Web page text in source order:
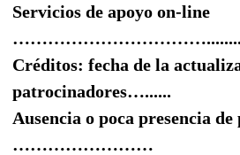
Servicios de apoyo on-line
Créditos: fecha de la
patrocinadores…......
Ausencia o poca presencia de
……………………